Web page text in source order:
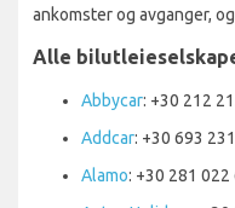
ankomster og avganger,
Alle
Abbycar: +30 212
Addcar: +30 693
Alamo: +30 281 022